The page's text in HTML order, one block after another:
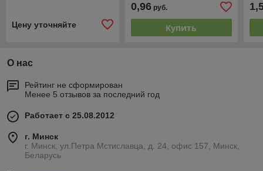
Цену уточняйте
0,96руб.
Купить
О нас
Рейтинг не сформирован
Менее 5 отзывов за последний год
Работает с 25.08.2012
г. Минск
г. Минск, ул.Петра Мстиславца, д. 24, офис 157, Минск,
Беларусь